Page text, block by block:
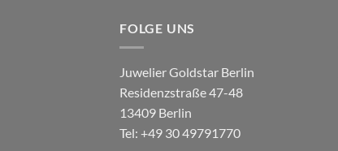
FOLGE UNS
Juwelier Goldstar Berlin
Residenzstraße 47-48
13409 Berlin
Tel: +49 30 49791770